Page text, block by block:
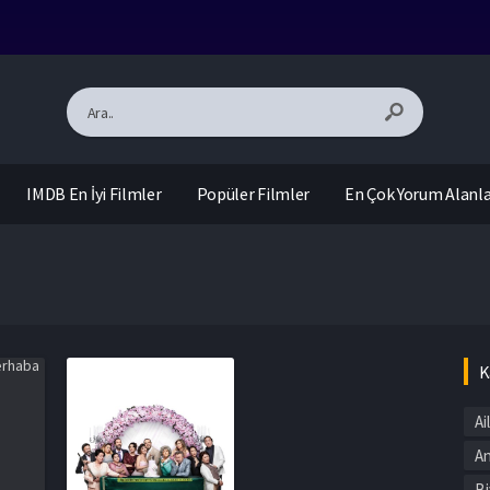
IMDB En İyi Filmler Popüler Filmler En Çok Yorum